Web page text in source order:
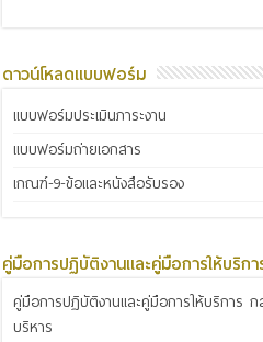
ดาวน์โหลดแบบฟอร์ม
แบบฟอร์มประเมินภาระงาน
แบบฟอร์มถ่ายเอกสาร
เกณฑ์-9-ข้อและหนังสือรับรอง
คู่มือการปฏิบัติงานและคู่มือการให้บริกา
คู่มือการปฏิบัติงานและคู่มือการให้บริการ
บริหาร